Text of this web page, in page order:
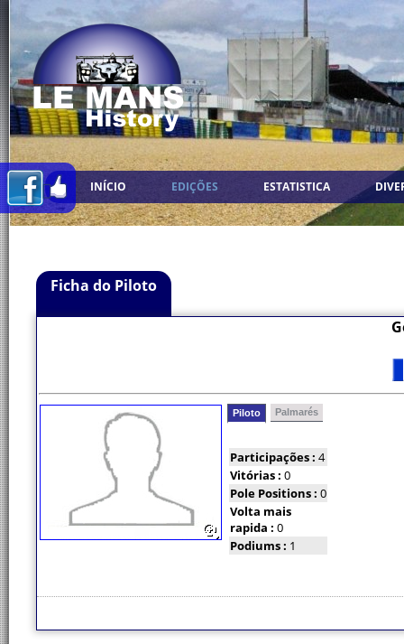
INÍCIO EDIÇÕES ESTATISTICA
Ficha do Piloto
Piloto Palmarés
Participações : 4
Vitórias : 0
Pole Positions : 0
Volta mais
rapida : 0
Podiums : 1